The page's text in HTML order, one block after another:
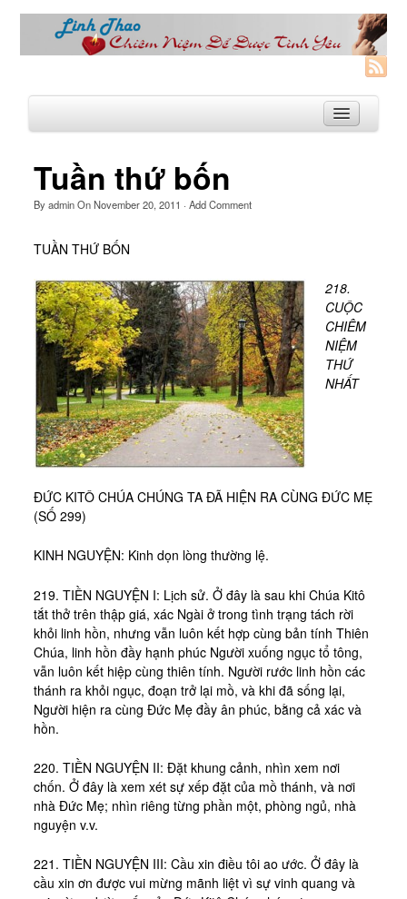
Trang Nhà
Linh Thao là gì?
Linhthao.org
Bạn Đường Linh Thao
Để Tự Do và Hạnh Phúc hơn
Khoá Linh Thao
Kinh Nghiệm
Hình Ảnh
Bài Cầu Nguyện
Nhận Định
Phương Pháp CN, Xét Mình
Tác Phẩm
Được Làm Môn Đệ
Đến với Ba Ngôi qua Kinh Lạy Cha
Thao Luyện Nhẹ Nhàng
Xin Cho Con Gặp Được Chúa
Tài Liệu
Chú Giải Linh Thao
Tuần thứ bốn
ByadminOnNovember 20, 2011 · Add Comment
TUẦN THỨ BỐN
218.
CUỘC
CHIÊM
NIỆM
THỨ
NHẤT
ĐỨC KITÔ CHÚA CHÚNG TA ĐÃ HIỆN RA CÙNG ĐỨC MẸ
(SỐ 299)
KINH NGUYỆN: Kinh dọn lòng thường lệ.
219. TIỀN NGUYỆN I: Lịch sử. Ở đây là sau khi Chúa Kitô
tắt thở trên thập giá, xác Ngài ở trong tình trạng tách rời
khỏi linh hồn, nhưng vẫn luôn kết hợp cùng bản tính Thiên
Chúa, linh hồn đầy hạnh phúc Người xuống ngục tổ tông,
vẫn luôn kết hiệp cùng thiên tính. Người rước linh hồn các
thánh ra khỏi ngục, đoạn trở lại mồ, và khi đã sống lại,
Người hiện ra cùng Đức Mẹ đầy ân phúc, bằng cả xác và
hồn.
220. TIỀN NGUYỆN II: Đặt khung cảnh, nhìn xem nơi
chốn. Ở đây là xem xét sự xếp đặt của mồ thánh, và nơi
nhà Đức Mẹ; nhìn riêng từng phần một, phòng ngủ, nhà
nguyện v.v.
221. TIỀN NGUYỆN III: Cầu xin điều tôi ao ước. Ở đây là
cầu xin ơn được vui mừng mãnh liệt vì sự vinh quang và